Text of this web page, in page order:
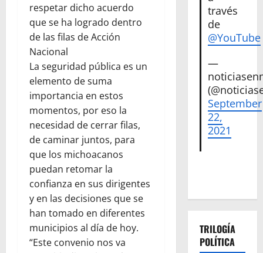
respetar dicho acuerdo
que se ha logrado dentro
de las filas de Acción
Nacional
La seguridad pública es un
elemento de suma
importancia en estos
momentos, por eso la
necesidad de cerrar filas,
de caminar juntos, para
que los michoacanos
puedan retomar la
confianza en sus dirigentes
y en las decisiones que se
han tomado en diferentes
municipios al día de hoy.
“Este convenio nos va
través
de
@YouTube
—
September
22,
2021
TRILOGÍA
POLÍTICA